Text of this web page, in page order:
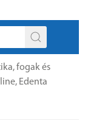
fogak és
Edenta